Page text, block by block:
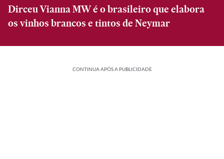
Dirceu Vianna MW é o brasileiro que elabora
os vinhos brancos e tintos de Neymar
CONTINUA APÓS A PUBLICIDADE